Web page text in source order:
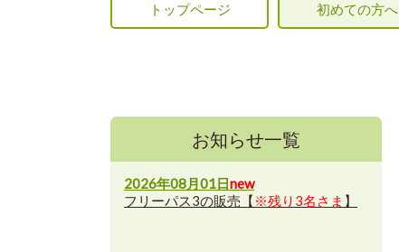
トップページ 初めての方へ
お知らせ一覧
2026年08月01日new
フリーパス3の販売【 ※残り3名さま 】